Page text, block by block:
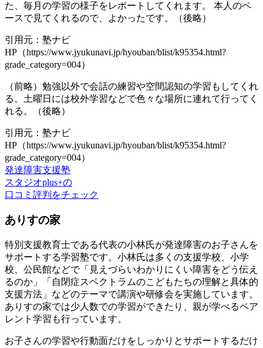
た、毎月の学習の様子をレポートしてくれます。 本人のペ
ースで見てくれるので、よかったです。（後略）
引用元：塾ナビ
HP（https://www.jyukunavi.jp/hyouban/blist/k95354.html?
grade_category=004）
（前略）勉強以外で会話の練習や空間認知の学習もしてくれ
る。土曜日には校外学習などで色々な場所に連れて行ってく
れる。（後略）
引用元：塾ナビ
HP（https://www.jyukunavi.jp/hyouban/blist/k95354.html?
grade_category=004）
発達障害支援塾
スタジオplus+の
口コミ評判をチェック
ありすの家
特別支援教育士である代表の小林氏が発達障害のお子さんを
サポートする学習塾です。小林氏は多くの支援学校、小学
校、公民館などで「見えづらいわかりにくい障害をどう伝え
るのか」「自閉症スペクトラムのこどもたちの理解と具体的
支援方法」などのテーマで講演や研修会を実施しています。
ありすの家では少人数での学習ができたり、親が学べるペア
レント学習も行っています。
お子さんの学習や行動面だけをしっかりとサポートするだけ